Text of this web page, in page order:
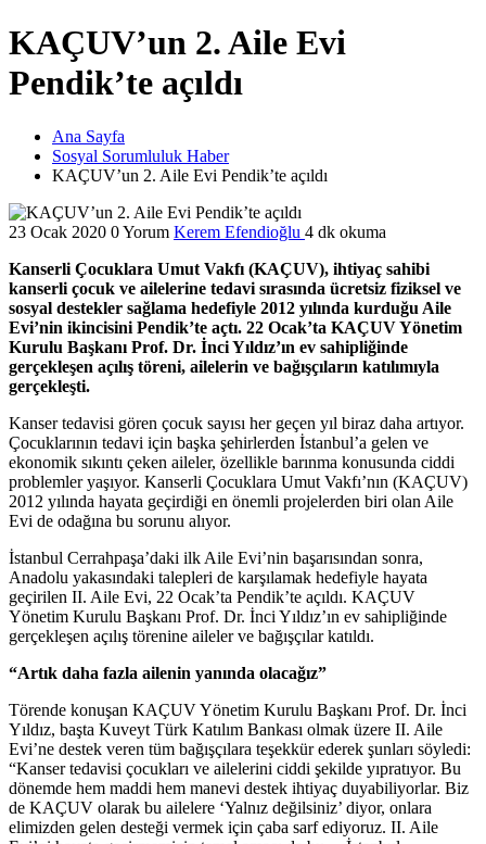
KAÇUV’un 2. Aile Evi
Pendik’te açıldı
Ana Sayfa
Sosyal Sorumluluk Haber
KAÇUV’un 2. Aile Evi Pendik’te açıldı
23 Ocak 2020 0 Yorum Kerem Efendioğlu 4 dk okuma
Kanserli Çocuklara Umut Vakfı (KAÇUV), ihtiyaç sahibi
kanserli çocuk ve ailelerine tedavi sırasında ücretsiz fiziksel ve
sosyal destekler sağlama hedefiyle 2012 yılında kurduğu Aile
Evi’nin ikincisini Pendik’te açtı. 22 Ocak’ta KAÇUV Yönetim
Kurulu Başkanı Prof. Dr. İnci Yıldız’ın ev sahipliğinde
gerçekleşen açılış töreni, ailelerin ve bağışçıların katılımıyla
gerçekleşti.
Kanser tedavisi gören çocuk sayısı her geçen yıl biraz daha artıyor.
Çocuklarının tedavi için başka şehirlerden İstanbul’a gelen ve
ekonomik sıkıntı çeken aileler, özellikle barınma konusunda ciddi
problemler yaşıyor. Kanserli Çocuklara Umut Vakfı’nın (KAÇUV)
2012 yılında hayata geçirdiği en önemli projelerden biri olan Aile
Evi de odağına bu sorunu alıyor.
İstanbul Cerrahpaşa’daki ilk Aile Evi’nin başarısından sonra,
Anadolu yakasındaki talepleri de karşılamak hedefiyle hayata
geçirilen II. Aile Evi, 22 Ocak’ta Pendik’te açıldı. KAÇUV
Yönetim Kurulu Başkanı Prof. Dr. İnci Yıldız’ın ev sahipliğinde
gerçekleşen açılış törenine aileler ve bağışçılar katıldı.
“Artık daha fazla ailenin yanında olacağız”
Törende konuşan KAÇUV Yönetim Kurulu Başkanı Prof. Dr. İnci
Yıldız, başta Kuveyt Türk Katılım Bankası olmak üzere II. Aile
Evi’ne destek veren tüm bağışçılara teşekkür ederek şunları söyledi:
“Kanser tedavisi çocukları ve ailelerini ciddi şekilde yıpratıyor. Bu
dönemde hem maddi hem manevi destek ihtiyaç duyabiliyorlar. Biz
de KAÇUV olarak bu ailelere ‘Yalnız değilsiniz’ diyor, onlara
elimizden gelen desteği vermek için çaba sarf ediyoruz. II. Aile